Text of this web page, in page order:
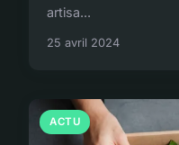
artisa...
25 avril 2024
ACTU